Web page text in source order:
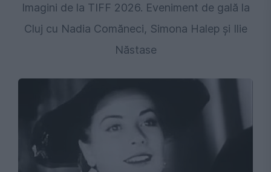
Imagini de la TIFF 2026. Eveniment de gală la
Cluj cu Nadia Comăneci, Simona Halep și Ilie
Năstase